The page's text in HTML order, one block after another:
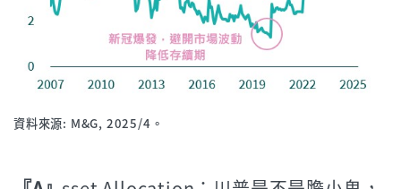
資料來源: M&G, 2025/4。